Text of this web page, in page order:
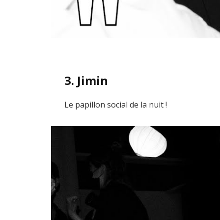
3. Jimin
Le papillon social de la nuit !